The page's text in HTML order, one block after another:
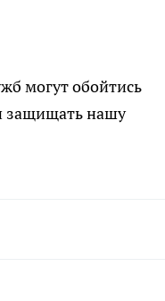
могут обойтись
защищать нашу